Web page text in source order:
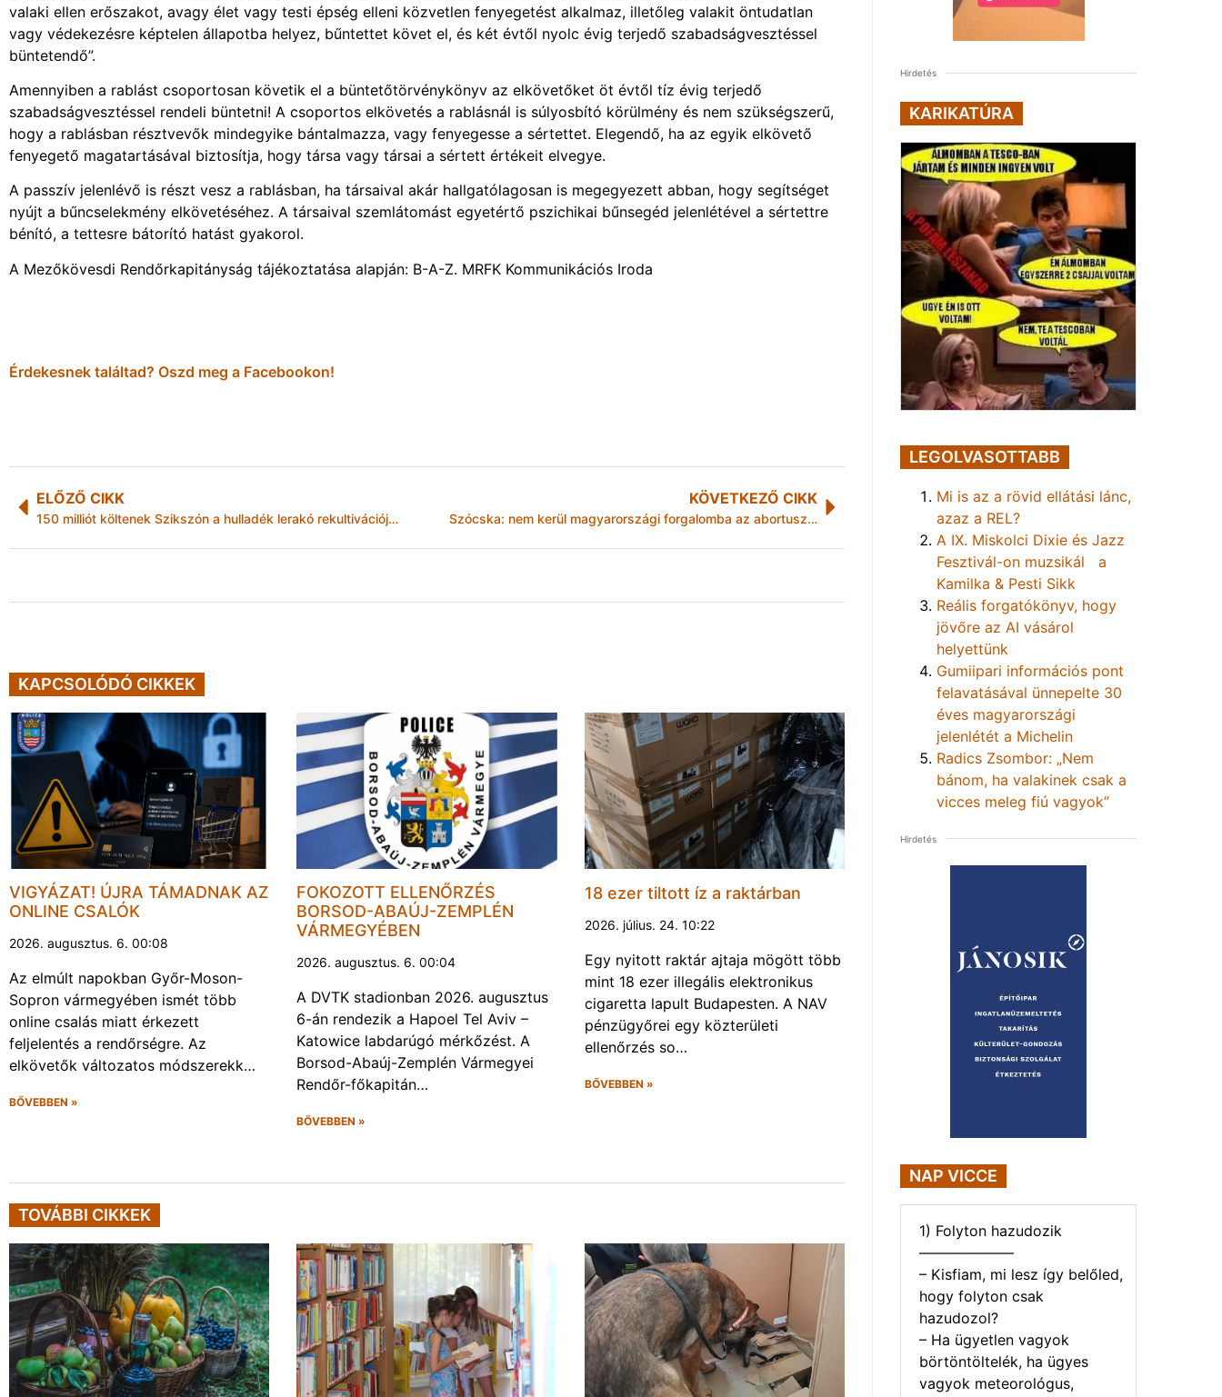
valaki ellen erőszakot, avagy élet vagy testi épség elleni közvetlen fenyegetést alkalmaz, illetőleg valakit öntudatlan
vagy védekezésre képtelen állapotba helyez, bűntettet követ el, és két évtől nyolc évig terjedő szabadságvesztéssel
büntetendő”.
Amennyiben a rablást csoportosan követik el a büntetőtörvénykönyv az elkövetőket öt évtől tíz évig terjedő
szabadságvesztéssel rendeli büntetni! A csoportos elkövetés a rablásnál is súlyosbító körülmény és nem szükségszerű,
hogy a rablásban résztvevők mindegyike bántalmazza, vagy fenyegesse a sértettet. Elegendő, ha az egyik elkövető
fenyegető magatartásával biztosítja, hogy társa vagy társai a sértett értékeit elvegye.
A passzív jelenlévő is részt vesz a rablásban, ha társaival akár hallgatólagosan is megegyezett abban, hogy segítséget
nyújt a bűncselekmény elkövetéséhez. A társaival szemlátomást egyetértő pszichikai bűnsegéd jelenlétével a sértettre
bénító, a tettesre bátorító hatást gyakorol.
A Mezőkövesdi Rendőrkapitányság tájékoztatása alapján: B-A-Z. MRFK Kommunikációs Iroda
Érdekesnek találtad? Oszd meg a Facebookon!
ELŐZŐ CIKK
150 milliót költenek Szikszón a hulladék lerakó rekultivációjára
KÖVETKEZŐ CIKK
Szócska: nem kerül magyarországi forgalomba az abortusztabletta
KAPCSOLÓDÓ CIKKEK
VIGYÁZAT! ÚJRA TÁMADNAK AZ
ONLINE CSALÓK
2026. augusztus. 6. 00:08
Az elmúlt napokban Győr-Moson-
Sopron vármegyében ismét több
online csalás miatt érkezett
feljelentés a rendőrségre. Az
elkövetők változatos módszerekk…
BŐVEBBEN »
FOKOZOTT ELLENŐRZÉS
BORSOD-ABAÚJ-ZEMPLÉN
VÁRMEGYÉBEN
2026. augusztus. 6. 00:04
A DVTK stadionban 2026. augusztus
6-án rendezik a Hapoel Tel Aviv –
Katowice labdarúgó mérkőzést. A
Borsod-Abaúj-Zemplén Vármegyei
Rendőr-főkapitán…
BŐVEBBEN »
18 ezer tiltott íz a raktárban
2026. július. 24. 10:22
Egy nyitott raktár ajtaja mögött több
mint 18 ezer illegális elektronikus
cigaretta lapult Budapesten. A NAV
pénzügyőrei egy közterületi
ellenőrzés so…
BŐVEBBEN »
TOVÁBBI CIKKEK
Hirdetés
KARIKATÚRA
LEGOLVASOTTABB
Mi is az a rövid ellátási lánc,
azaz a REL?
A IX. Miskolci Dixie és Jazz
Fesztivál-on muzsikál a
Kamilka & Pesti Sikk
Reális forgatókönyv, hogy
jövőre az AI vásárol
helyettünk
Gumiipari információs pont
felavatásával ünnepelte 30
éves magyarországi
jelenlétét a Michelin
Radics Zsombor: „Nem
bánom, ha valakinek csak a
vicces meleg fiú vagyok”
Hirdetés
NAP VICCE
1) Folyton hazudozik
——————–
– Kisfiam, mi lesz így belőled,
hogy folyton csak
hazudozol?
– Ha ügyetlen vagyok
börtöntöltelék, ha ügyes
vagyok meteorológus,